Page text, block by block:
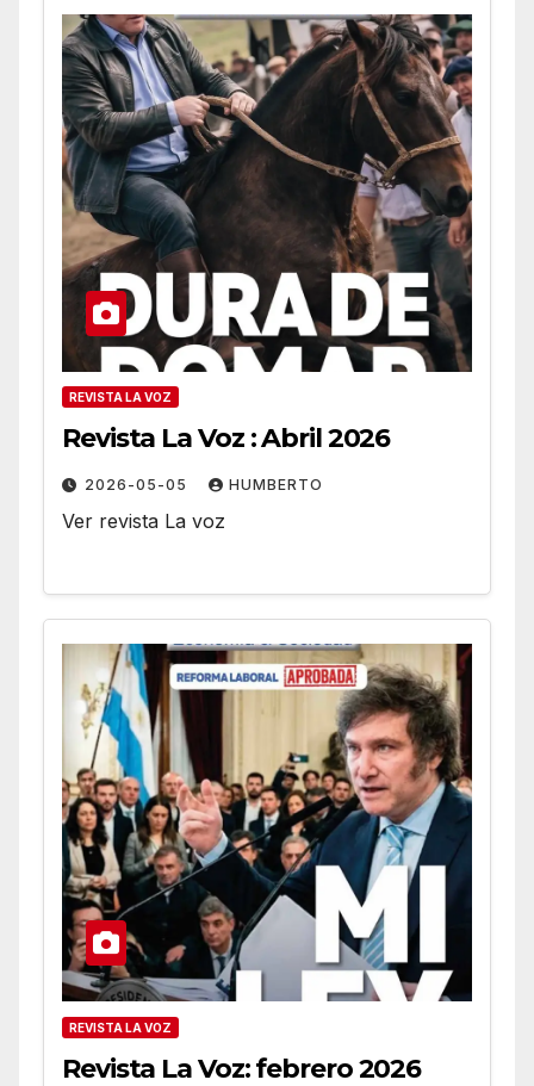
REVISTA LA VOZ
Revista La Voz : Abril 2026
2026-05-05 HUMBERTO
Ver revista La voz
REVISTA LA VOZ
Revista La Voz: febrero 2026